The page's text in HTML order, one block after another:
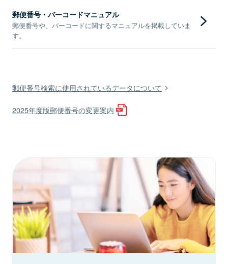
郵便番号・バーコードマニュアル
郵便番号や、バーコードに関するマニュアルを掲載していま
す。
郵便番号検索に使用されているデータについて
2025年度版郵便番号の変更案内